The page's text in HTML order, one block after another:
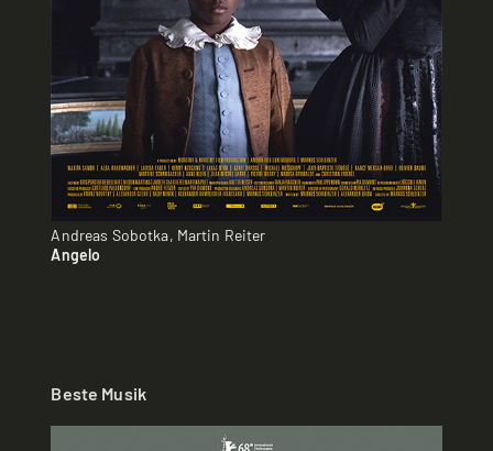
Andreas Sobotka, Martin Reiter
Angelo
Beste Musik